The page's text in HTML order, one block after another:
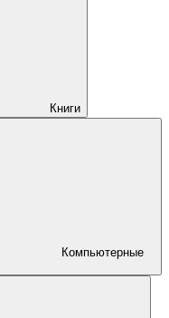
Книги
Компьютерные